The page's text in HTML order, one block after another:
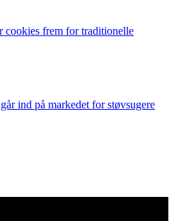
cookies frem for traditionelle
ind på markedet for støvsugere